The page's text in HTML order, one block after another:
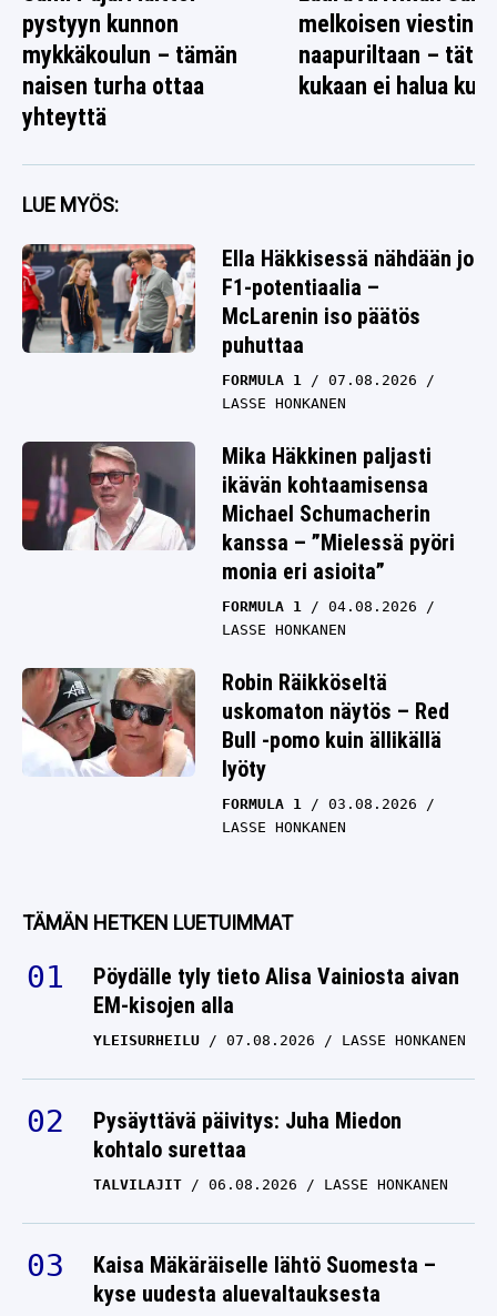
pystyyn kunnon
mykkäkoulun – tämän
naisen turha ottaa
yhteyttä
melkoisen viestin
naapuriltaan – tätä
kukaan ei halua
LUE MYÖS:
Ella Häkkisessä nähdään jo
F1-potentiaalia –
McLarenin iso päätös
puhuttaa
FORMULA 1
07.08.2026
LASSE HONKANEN
Mika Häkkinen paljasti
ikävän kohtaamisensa
Michael Schumacherin
kanssa – ”Mielessä pyöri
monia eri asioita”
FORMULA 1
04.08.2026
LASSE HONKANEN
Robin Räikköseltä
uskomaton näytös – Red
Bull -pomo kuin ällikällä
lyöty
FORMULA 1
03.08.2026
LASSE HONKANEN
TÄMÄN HETKEN LUETUIMMAT
Pöydälle tyly tieto Alisa Vainiosta aivan
EM-kisojen alla
YLEISURHEILU 07.08.2026 LASSE HONKANEN
Pysäyttävä päivitys: Juha Miedon
kohtalo surettaa
TALVILAJIT 06.08.2026 LASSE HONKANEN
Kaisa Mäkäräiselle lähtö Suomesta –
kyse uudesta aluevaltauksesta